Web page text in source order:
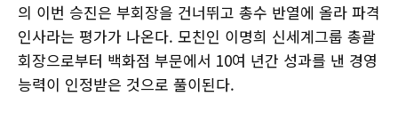
의 이번 승진은 부회장을 건너뛰고 총수 반열에 올라 파격
인사라는 평가가 나온다. 모친인 이명희 신세계그룹 총괄
회장으로부터 백화점 부문에서 10여 년간 성과를 낸 경영
능력이 인정받은 것으로 풀이된다.